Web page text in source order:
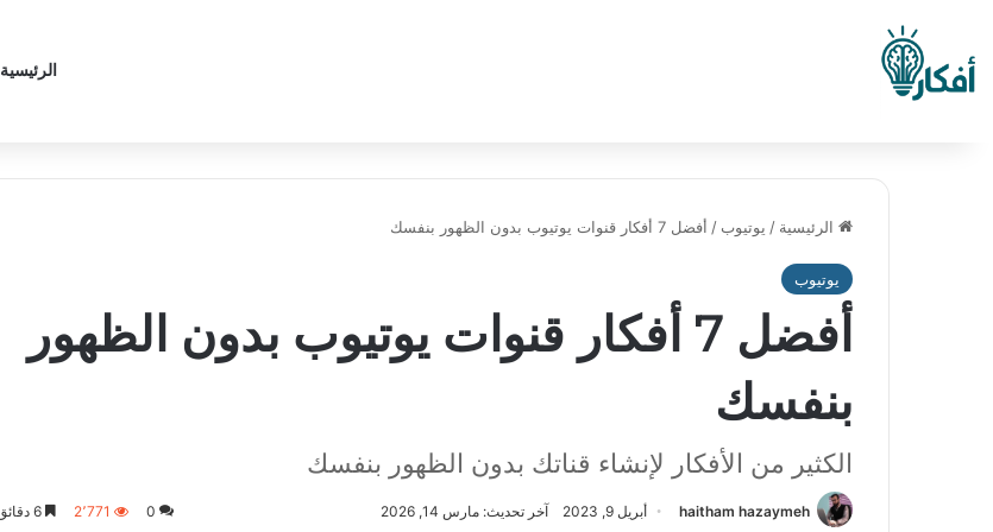
الرئيسية
الرئيسية / يوتيوب / أفضل 7 أفكار قنوات يوتيوب بدون الظهور بنفسك
يوتيوب
أفضل 7 أفكار قنوات يوتيوب بدون الظهور
بنفسك
الكثير من الأفكار لإنشاء قناتك بدون الظهور بنفسك
haitham hazaymeh أبريل 9, 2023 آخر تحديث: مارس 14, 2026 0 2٬771